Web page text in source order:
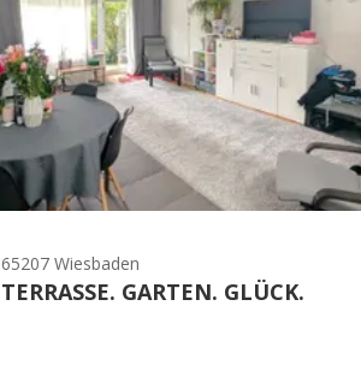
65207 Wiesbaden
TERRASSE. GARTEN. GLÜCK.